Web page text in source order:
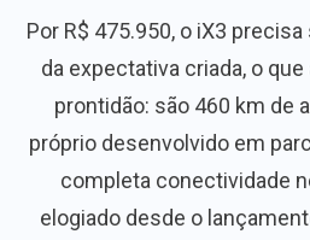
Por R$ 475.950, o iX3
da expectativa criada, o
prontidão: são 460 km de
próprio desenvolvido em
completa conectividade
elogiado desde o